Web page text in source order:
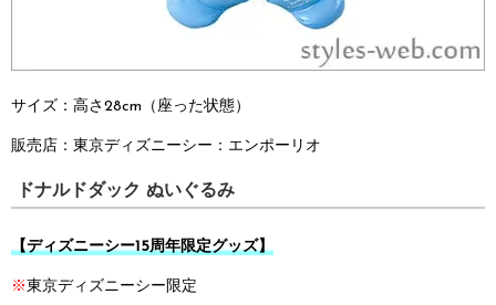
サイズ：高さ28cm（座った状態）
販売店： 東京ディズニーシー： エンポーリオ
ドナルドダック ぬいぐるみ
【ディズニーシー15周年限定グッズ】
※東京ディズニーシー限定